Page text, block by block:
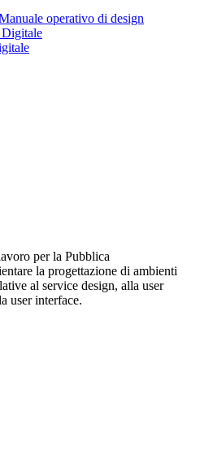
operativo di design
per la Pubblica
la progettazione di ambienti
al service design, alla user
user interface.